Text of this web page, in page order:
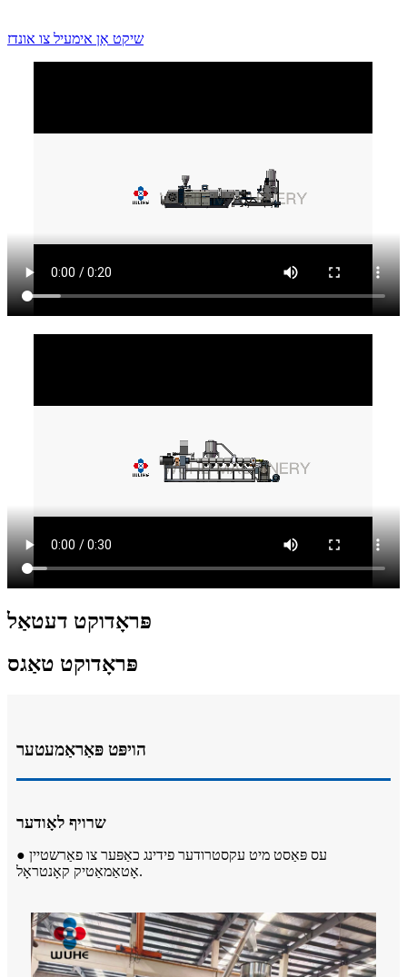
שיקט אַן אימעיל צו אונדז
פּראָדוקט דעטאַל
פּראָדוקט טאַגס
הויפּט פּאַראַמעטער
שרויף לאָודער
● עס פּאַסט מיט עקסטרודער פידינג כאַפּער צו פאַרשטיין
אָטאַמאַטיק קאָנטראָל.